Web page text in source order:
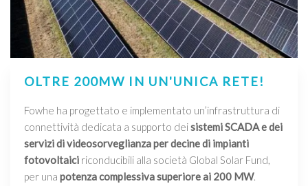
OLTRE 200MW IN UN'UNICA RETE!
Fowhe ha progettato e implementato un’infrastruttura di
connettività dedicata a supporto deisistemi SCADA e dei
servizi di videosorveglianza per decine di impianti
fotovoltaici riconducibili alla società Global Solar Fund,
per una potenza complessiva superiore ai 200 MW.